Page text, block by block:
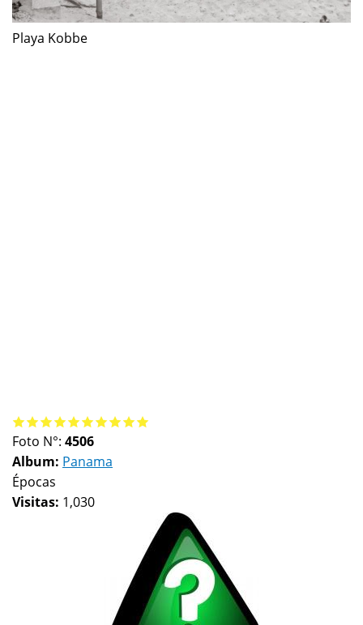
Playa Kobbe
Foto N°: 4506
Album: Panama
Épocas
Visitas: 1,030